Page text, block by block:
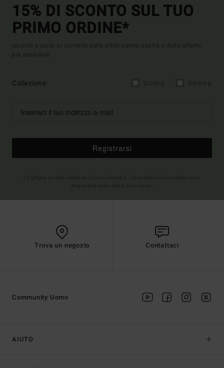
15% DI SCONTO SUL TUO
PRIMO ORDINE*
Iscriviti e sarai al corrente delle ultimissime novità e delle offerte
più esclusive.
Collezione
Registrarsi
Trova un negozio Contattaci
AIUTO
Community Uomo